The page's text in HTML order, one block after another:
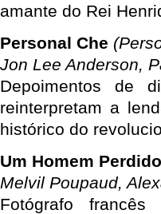
amante do Rei
Personal Che
Jon Lee Anderson,
Depoimentos de
reinterpretam a
histórico do
Um Homem Perdido
Melvil Poupaud,
Fotógrafo